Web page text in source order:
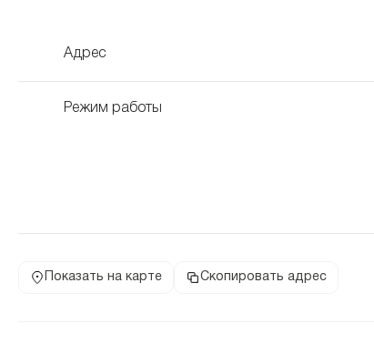
Адрес
Режим работы
Показать на карте Скопировать адрес